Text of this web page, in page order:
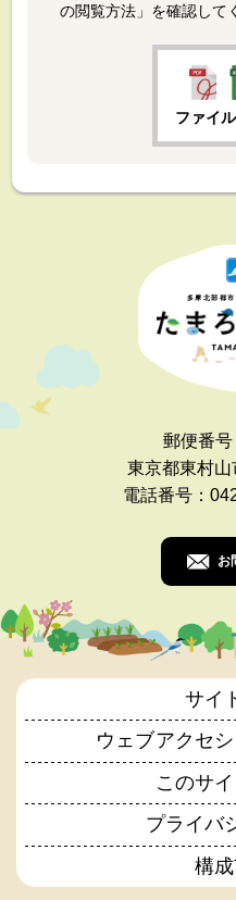
の閲覧方法」を確認して
ファイ
多摩北部都
郵便番
東京都東村
電話番号：
お
サイ
ウェブアクセ
このサ
プライバ
構